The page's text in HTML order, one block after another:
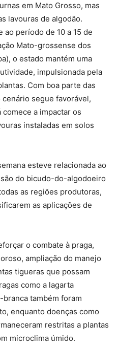
em Mato Grosso, mas
lavouras de algodão.
período de 10 a 15 de
Mato-grossense dos
o estado mantém uma
impulsionada pela
Com boa parte das
segue favorável,
a impactar os
instaladas em solos
esteve relacionada ao
do bicudo-do-algodoeiro
as regiões produtoras,
as aplicações de
o combate à praga,
ampliação do manejo
tigueras que possam
como a lagarta
também foram
enquanto doenças como
restritas a plantas
microclima úmido.